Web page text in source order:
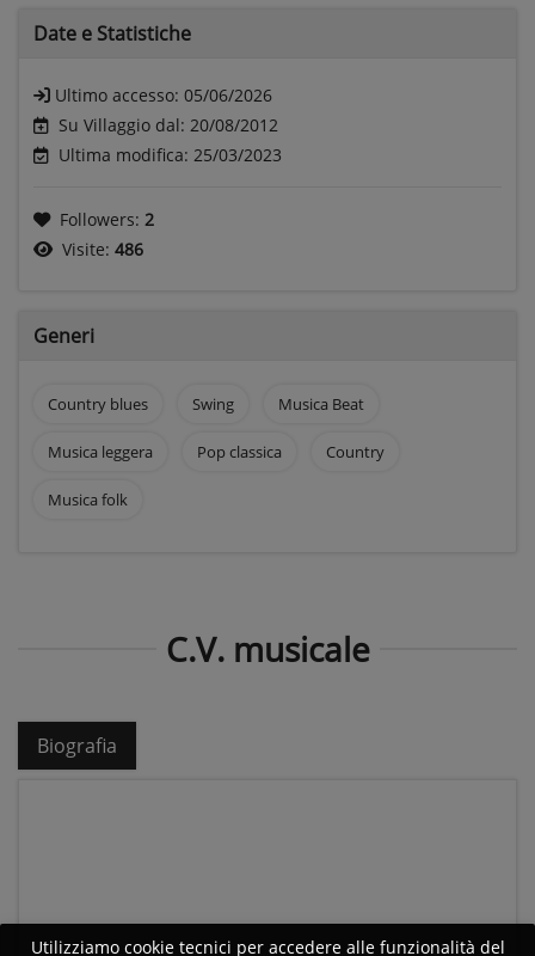
Date e Statistiche
Ultimo accesso: 05/06/2026
Su Villaggio dal: 20/08/2012
Ultima modifica: 25/03/2023
Followers: 2
Visite: 486
Generi
Country blues Swing Musica Beat
Musica leggera Pop classica Country
Musica folk
C.V. musicale
Biografia
Utilizziamo cookie tecnici per accedere alle funzionalità del